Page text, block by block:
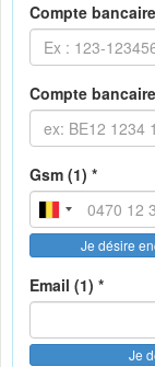
Compte
Compte
Gsm (1) *
Je désire
Email (1) *
Je